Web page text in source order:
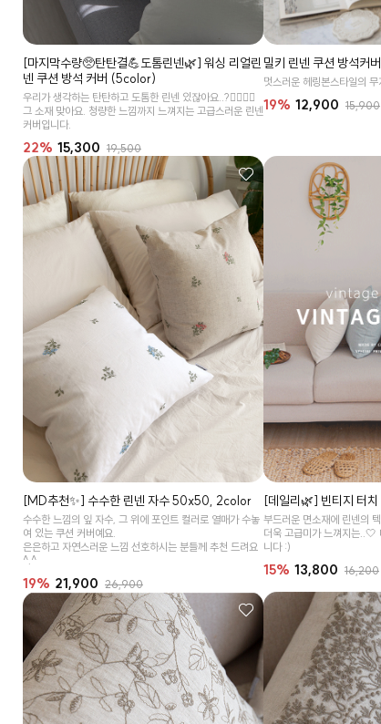
[마지막수량🥺탄탄결💪도톰린넨🌿] 워싱 리얼린
넨 쿠션 방석 커버 (5color)
우리가 생각하는 탄탄하고 도톰한 린넨 있잖아요..?👉🏻👈🏻
그 소재 맞아요. 청량한 느낌까지 느껴지는 고급스러운 린넨
커버입니다.
22% 15,300 19,500
밀키 린넨 쿠션 방석커
멋스러운 헤링본스타일의
19% 12,900 15,900
[MD추천✨] 수수한 린넨 자수 50x50, 2color
수수한 느낌의 잎 자수, 그 위에 포인트 컬러로 열매가 수놓
여 있는 쿠션 커버예요.
은은하고 자연스러운 느낌 선호하시는 분들께 추천 드려요
^.^
19% 21,900 26,900
[데일리🌿] 빈티지 터
부드러운 면소재에 린넨의
더욱 고급미가 느껴지는..🤍
니다 :)
15% 13,800 16,200